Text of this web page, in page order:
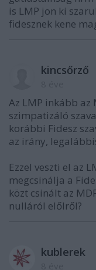
is LMP jon ki
fidesznek kene
kincsőrző
Az LMP inkább az
szimpatizáló
korábbi Fidesz
az irány,
Ezzel veszti el az
megcsinálja a
közt csinált az
nulláról előlről?
kublerek